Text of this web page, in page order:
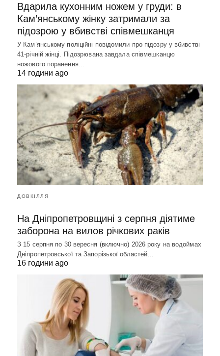
Вдарила кухонним ножем у груди: в
Кам’янському жінку затримали за
підозрою у вбивстві співмешканця
У Кам’янському поліційні повідомили про підозру у вбивстві
41-річній жінці. Підозрювана завдала співмешканцю
ножового поранення…
14 години ago
ДОВКІЛЛЯ
На Дніпропетровщині з серпня діятиме
заборона на вилов річкових раків
З 15 серпня по 30 вересня (включно) 2026 року на водоймах
Дніпропетровської та Запорізької областей…
16 години ago